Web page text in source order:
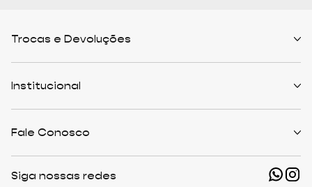
Trocas e Devoluções
Formas de Pagamento
Cashback
Institucional
The Outlist
Nossas Lojas
Trabalhe Conosco
Fale Conosco
shop@gallerist.com.br
Siga nossas redes